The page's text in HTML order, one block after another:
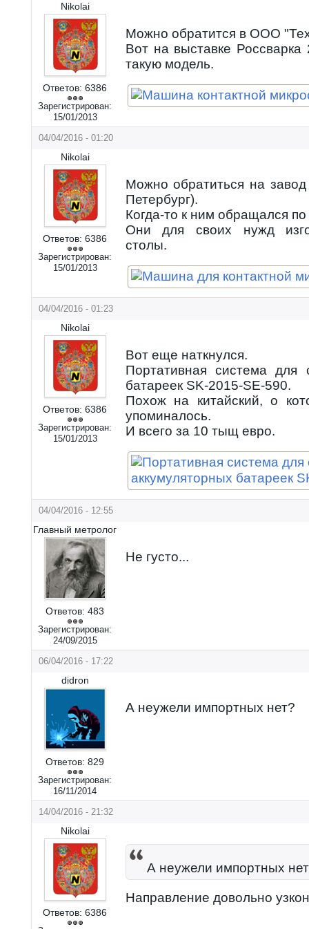
Nikolai
Ответов: 6386
Зарегистрирован:
15/01/2013
Можно обратится в ООО
Вот на выставке
такую модель.
04/04/2016 - 01:20
Nikolai
Ответов: 6386
Зарегистрирован:
15/01/2013
Можно обратиться на
Петербург).
Когда-то к ним обращался по
Они для своих нужд
столы.
04/04/2016 - 01:23
Nikolai
Ответов: 6386
Зарегистрирован:
15/01/2013
Вот еще наткнулся.
Портативная система для
батареек SK-2015-SE-590.
Похож на китайский, о
упоминалось.
И всего за 10 тыщ евро.
04/04/2016 - 12:55
Главный метролог
Ответов: 483
Зарегистрирован:
24/09/2015
Не густо...
06/04/2016 - 17:22
didron
Ответов: 829
Зарегистрирован:
16/11/2014
А неужели импортных нет?
14/04/2016 - 21:32
Nikolai
Ответов: 6386
А неужели импортных
Направление довольно